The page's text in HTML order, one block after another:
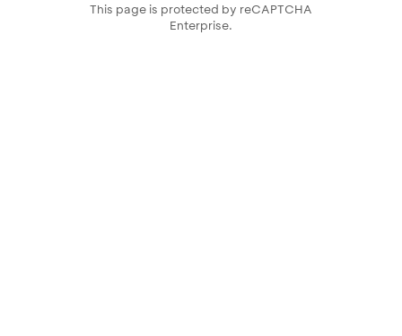
This page is protected by reCAPTCHA
Enterprise.